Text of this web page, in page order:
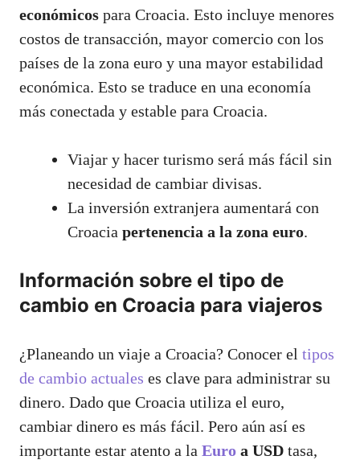
económicos para Croacia. Esto incluye menores
costos de transacción, mayor comercio con los
países de la zona euro y una mayor estabilidad
económica. Esto se traduce en una economía
más conectada y estable para Croacia.
Viajar y hacer turismo será más fácil sin
necesidad de cambiar divisas.
La inversión extranjera aumentará con
Croacia pertenencia a la zona euro.
Información sobre el tipo de
cambio en Croacia para viajeros
¿Planeando un viaje a Croacia? Conocer el tipos
de cambio actuales es clave para administrar su
dinero. Dado que Croacia utiliza el euro,
cambiar dinero es más fácil. Pero aún así es
importante estar atento a la Euro a USD tasa,